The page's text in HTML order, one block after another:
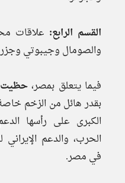
القسم الرابع: علاقات
والصومال وجيبوتي وجزر
فيما يتعلق بمصر، حظيت
بقدر هائل من الزخم
الكبرى على رأسها
الحرب، والدعم
في مصر.